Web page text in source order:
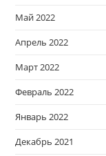
Май 2022
Апрель 2022
Март 2022
Февраль 2022
Январь 2022
Декабрь 2021